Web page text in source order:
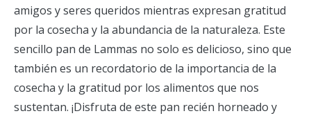
amigos y seres queridos mientras expresan gratitud
por la cosecha y la abundancia de la naturaleza. Este
sencillo pan de Lammas no solo es delicioso, sino que
también es un recordatorio de la importancia de la
cosecha y la gratitud por los alimentos que nos
sustentan. ¡Disfruta de este pan recién horneado y